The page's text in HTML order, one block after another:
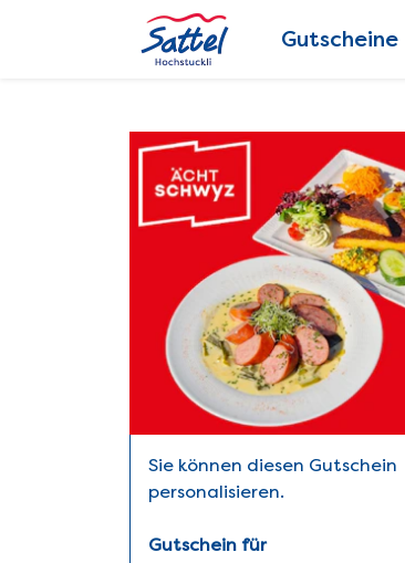
Gutscheine
Sie können diesen Gutschein
personalisieren.
Gutschein für